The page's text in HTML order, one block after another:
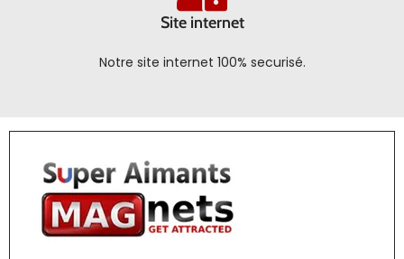
Site internet
Notre site internet 100% securisé.